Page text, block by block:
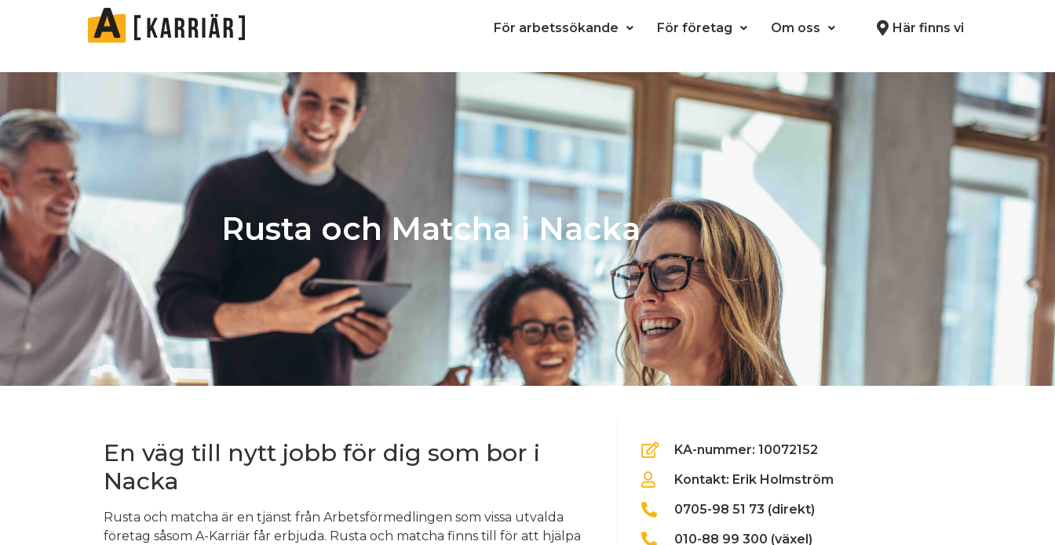
För arbetssökande För företag Om oss Här finns vi
Rusta och Matcha i Nacka
En väg till nytt jobb för dig som bor i
Nacka
Rusta och matcha är en tjänst från Arbetsförmedlingen som vissa utvalda
företag såsom A-Karriär får erbjuda. Rusta och matcha finns till för att hjälpa
KA-nummer: 10072152
Kontakt: Erik Holmström
0705-98 51 73 (direkt)
010-88 99 300 (växel)